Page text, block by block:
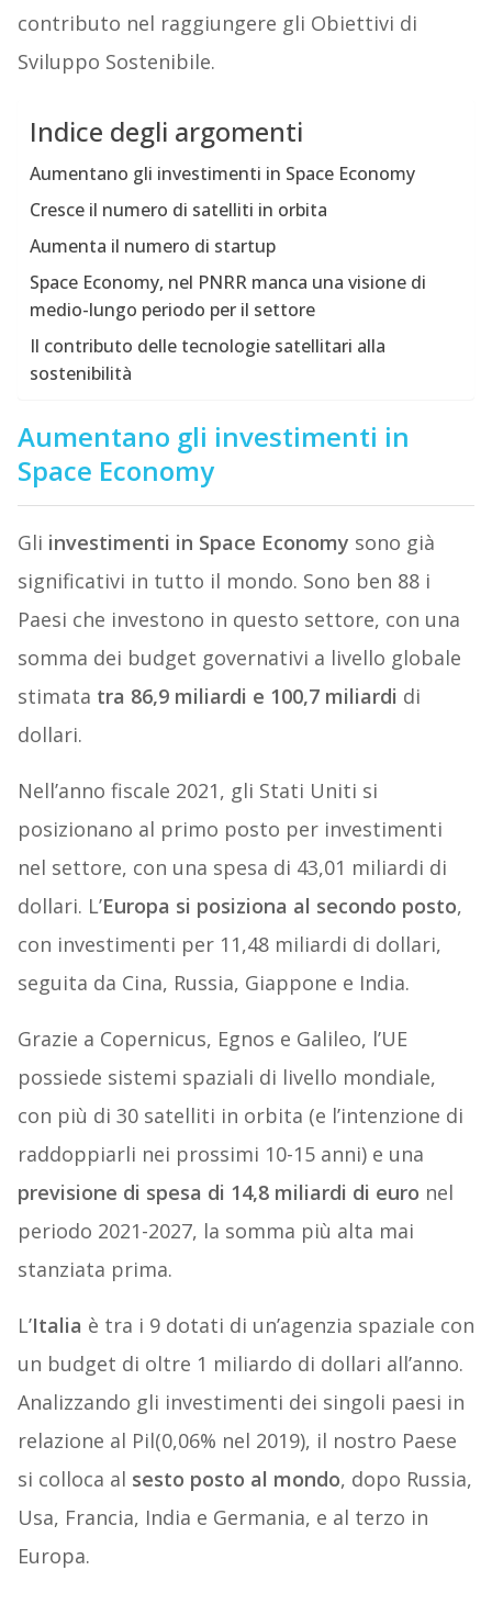
contributo nel raggiungere gli Obiettivi di
Sviluppo Sostenibile.
Indice degli argomenti
Aumentano gli investimenti in Space Economy
Cresce il numero di satelliti in orbita
Aumenta il numero di startup
Space Economy, nel PNRR manca una visione di
medio-lungo periodo per il settore
Il contributo delle tecnologie satellitari alla
sostenibilità
Aumentano gli investimenti in
Space Economy
Gli investimenti in Space Economy sono già
significativi in tutto il mondo. Sono ben 88 i
Paesi che investono in questo settore, con una
somma dei budget governativi a livello globale
stimata tra 86,9 miliardi e 100,7 miliardi di
dollari.
Nell’anno fiscale 2021, gli Stati Uniti si
posizionano al primo posto per investimenti
nel settore, con una spesa di 43,01 miliardi di
dollari. L’Europa si posiziona al secondo posto,
con investimenti per 11,48 miliardi di dollari,
seguita da Cina, Russia, Giappone e India.
Grazie a Copernicus, Egnos e Galileo, l’UE
possiede sistemi spaziali di livello mondiale,
con più di 30 satelliti in orbita (e l’intenzione di
raddoppiarli nei prossimi 10-15 anni) e una
previsione di spesa di 14,8 miliardi di euro nel
periodo 2021-2027, la somma più alta mai
stanziata prima.
L’Italia è tra i 9 dotati di un’agenzia spaziale con
un budget di oltre 1 miliardo di dollari all’anno.
Analizzando gli investimenti dei singoli paesi in
relazione al Pil(0,06% nel 2019), il nostro Paese
si colloca al sesto posto al mondo, dopo Russia,
Usa, Francia, India e Germania, e al terzo in
Europa.